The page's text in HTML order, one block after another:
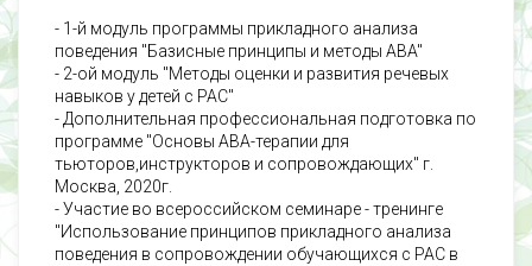
- 1-й модуль программы прикладного анализа
поведения "Базисные принципы и методы ABA"
- 2-ой модуль "Методы оценки и развития речевых
навыков у детей с РАС"
- Дополнительная профессиональная подготовка по
программе "Основы ABA-терапии для
тьюторов,инструкторов и сопровождающих" г.
Москва, 2020г.
- Участие во всероссийском семинаре - тренинге
"Использование принципов прикладного анализа
поведения в сопровождении обучающихся с РАС в